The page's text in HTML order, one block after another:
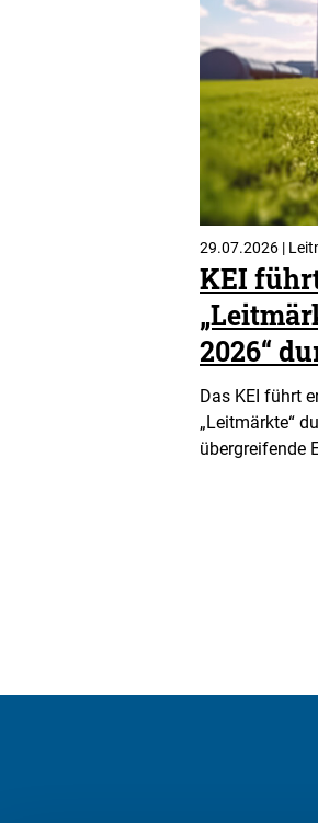
l
l
u
n
g
29.07.2026 |
KEI
2026“
Das KEI führt
„Leitmärkte“
übergreifende